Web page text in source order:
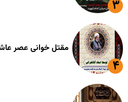
مقتل خوانی عصر